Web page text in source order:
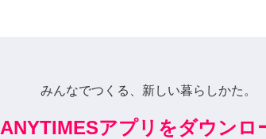
みんなでつくる、新しい暮らしかた。
ANYTIMESアプリをダウンロ